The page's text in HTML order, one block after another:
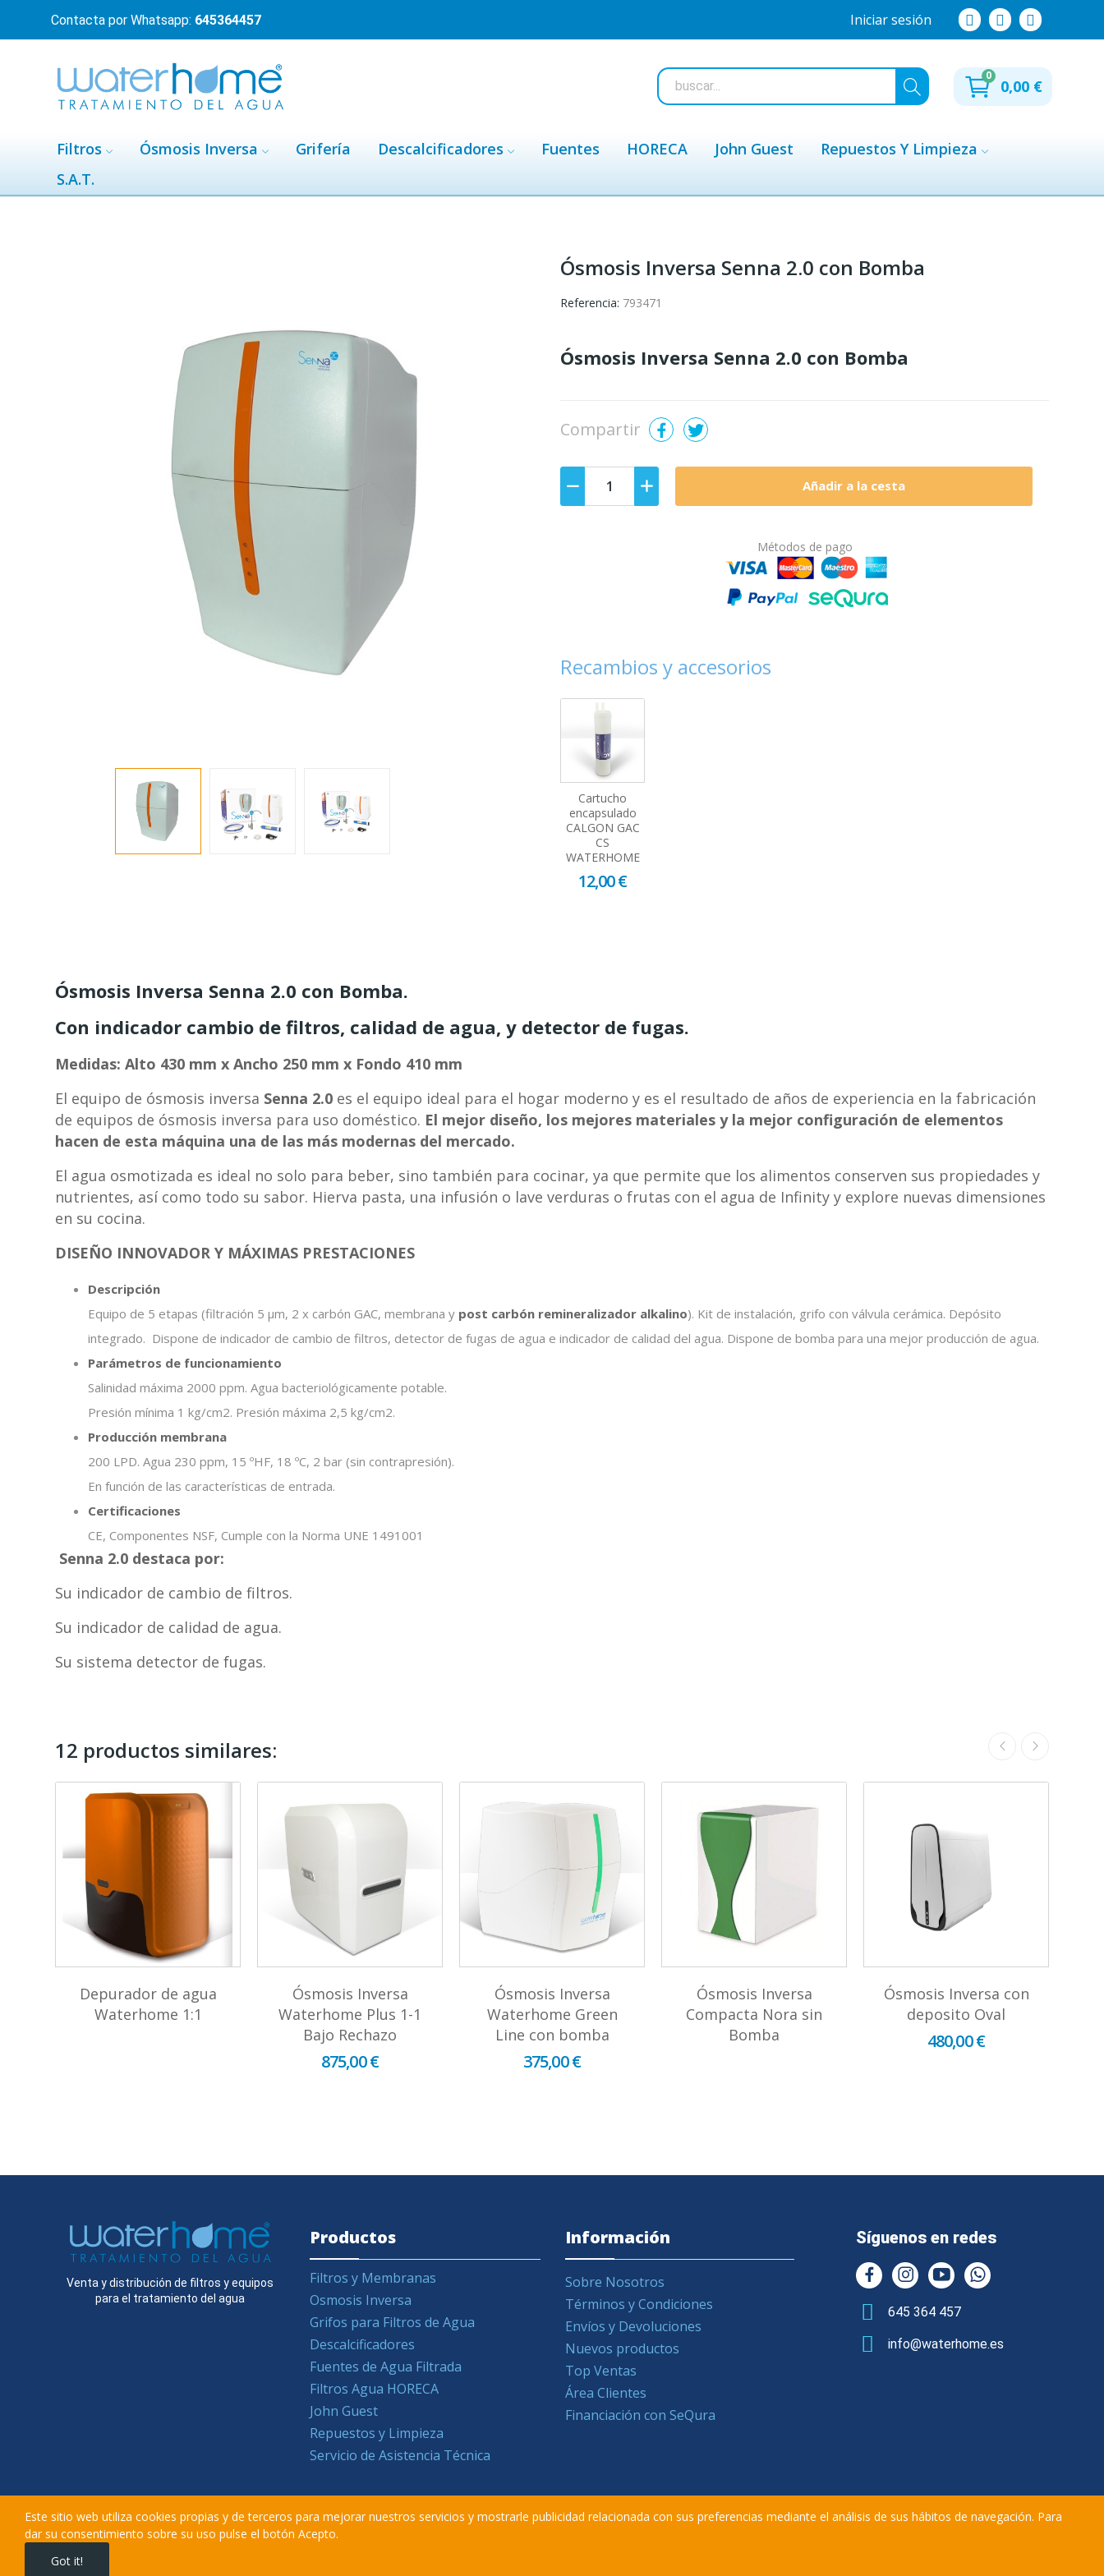
Contacta por Whatsapp: 645364457 Iniciar sesión
0,00 €
0
Filtros Ósmosis Inversa Grifería Descalcificadores Fuentes HORECA John Guest
Repuestos Y Limpieza
S.A.T.
Ósmosis Inversa Senna 2.0 con Bomba
Referencia: 793471
Ósmosis Inversa Senna 2.0 con Bomba
Compartir
Añadir a la cesta
Métodos de pago
Recambios y accesorios
Cartucho
encapsulado
CALGON GAC
CS
WATERHOME
12,00 €
Ósmosis Inversa Senna 2.0 con Bomba.
Con indicador cambio de filtros, calidad de agua, y detector de fugas.
Medidas: Alto 430 mm x Ancho 250 mm x Fondo 410 mm
El equipo de ósmosis inversa Senna 2.0 es el equipo ideal para el hogar moderno y es el resultado de años de experiencia en la fabricación
de equipos de ósmosis inversa para uso doméstico. El mejor diseño, los mejores materiales y la mejor configuración de elementos
hacen de esta máquina una de las más modernas del mercado.
El agua osmotizada es ideal no solo para beber, sino también para cocinar, ya que permite que los alimentos conserven sus propiedades y
nutrientes, así como todo su sabor. Hierva pasta, una infusión o lave verduras o frutas con el agua de Infinity y explore nuevas dimensiones
en su cocina.
DISEÑO INNOVADOR Y MÁXIMAS PRESTACIONES
Descripción
Equipo de 5 etapas (filtración 5 μm, 2 x carbón GAC, membrana y post carbón remineralizador alkalino). Kit de instalación, grifo con válvula cerámica. Depósito
integrado. Dispone de indicador de cambio de filtros, detector de fugas de agua e indicador de calidad del agua. Dispone de bomba para una mejor producción de agua.
Parámetros de funcionamiento
Salinidad máxima 2000 ppm. Agua bacteriológicamente potable.
Presión mínima 1 kg/cm2. Presión máxima 2,5 kg/cm2.
Producción membrana
200 LPD. Agua 230 ppm, 15 ºHF, 18 ºC, 2 bar (sin contrapresión).
En función de las características de entrada.
Certificaciones
CE, Componentes NSF, Cumple con la Norma UNE 1491001
Senna 2.0 destaca por:
Su indicador de cambio de filtros.
Su indicador de calidad de agua.
Su sistema detector de fugas.
12 productos similares:
Depurador de agua
Waterhome 1:1
Ósmosis Inversa
Waterhome Plus 1-1
Bajo Rechazo
875,00 €
Ósmosis Inversa
Waterhome Green
Line con bomba
375,00 €
Ósmosis Inversa
Compacta Nora sin
Bomba
Ósmosis Inversa con
deposito Oval
480,00 €
Venta y distribución de filtros y equipos
para el tratamiento del agua
Productos
Filtros y Membranas
Osmosis Inversa
Grifos para Filtros de Agua
Descalcificadores
Fuentes de Agua Filtrada
Filtros Agua HORECA
John Guest
Repuestos y Limpieza
Servicio de Asistencia Técnica
Información
Sobre Nosotros
Términos y Condiciones
Envíos y Devoluciones
Nuevos productos
Top Ventas
Área Clientes
Financiación con SeQura
Síguenos en redes
645 364 457
info@waterhome.es
Este sitio web utiliza cookies propias y de terceros para mejorar nuestros servicios y mostrarle publicidad relacionada con sus preferencias mediante el análisis de sus hábitos de navegación. Para
dar su consentimiento sobre su uso pulse el botón Acepto.
Got it!